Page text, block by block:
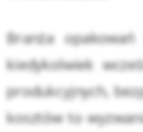
Branża
kiedykolwiek
produkcyjnych,
kosztów to